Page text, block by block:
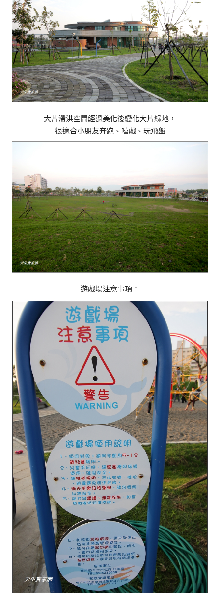
大片滯洪空間經過美化後變化大片綠地，
很適合小朋友奔跑、嘻戲、玩飛盤
遊戲場注意事項：